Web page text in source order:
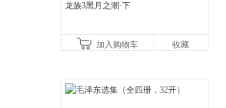
龙族3黑月之潮·下
加入购物车 收藏